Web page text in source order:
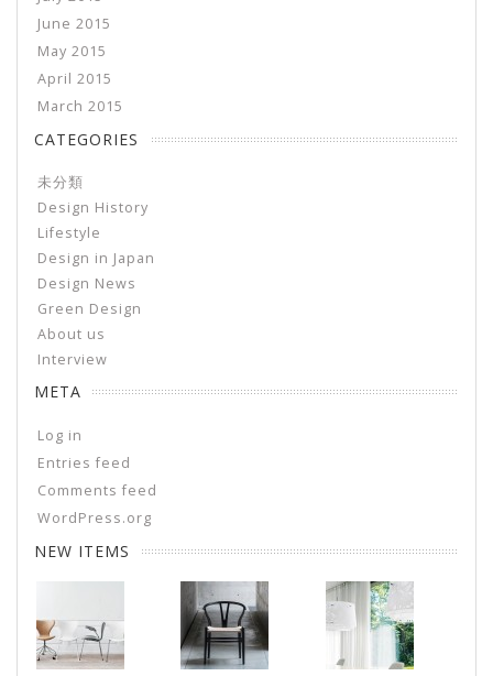
June 2015
May 2015
April 2015
March 2015
CATEGORIES
未分類
Design History
Lifestyle
Design in Japan
Design News
Green Design
About us
Interview
META
Log in
Entries feed
Comments feed
WordPress.org
NEW ITEMS